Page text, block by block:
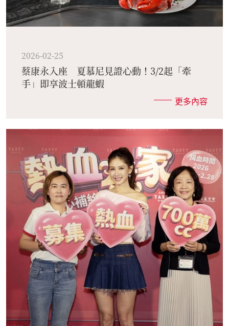
2026-02-25
蔡康永入座 夏慕尼見證心動！3/2起「牽
手」即享波士頓龍蝦
更多內容